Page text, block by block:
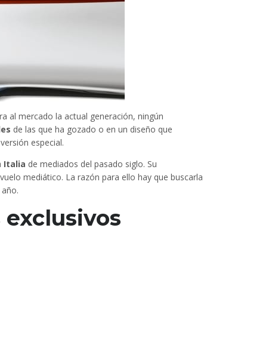
al mercado la actual generación, ningún
de las que ha gozado o en un diseño que
especial.
Italia de mediados del pasado siglo. Su
mediático. La razón para ello hay que buscarla